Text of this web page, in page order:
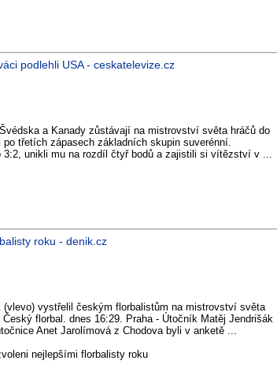
podlehli USA - ceskatelevize.cz
a Kanady zůstávají na mistrovství světa hráčů do
po třetích zápasech základních skupin suverénní.
3:2, unikli mu na rozdíl čtyř bodů a zajistili si vítězství v ...
roku - denik.cz
(vlevo) vystřelil českým florbalistům na mistrovství světa
florbal. dnes 16:29. Praha - Útočník Matěj Jendrišák
Anet Jarolímová z Chodova byli v anketě ...
nejlepšími florbalisty roku